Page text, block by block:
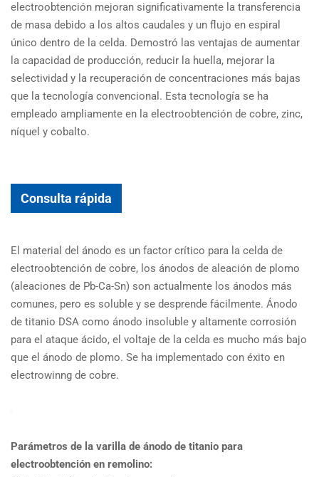
electroobtención mejoran significativamente la transferencia
de masa debido a los altos caudales y un flujo en espiral
único dentro de la celda. Demostró las ventajas de aumentar
la capacidad de producción, reducir la huella, mejorar la
selectividad y la recuperación de concentraciones más bajas
que la tecnología convencional. Esta tecnología se ha
empleado ampliamente en la electroobtención de cobre, zinc,
níquel y cobalto.
Consulta rápida
El material del ánodo es un factor crítico para la celda de
electroobtención de cobre, los ánodos de aleación de plomo
(aleaciones de Pb-Ca-Sn) son actualmente los ánodos más
comunes, pero es soluble y se desprende fácilmente. Ánodo
de titanio DSA como ánodo insoluble y altamente corrosión
para el ataque ácido, el voltaje de la celda es mucho más bajo
que el ánodo de plomo. Se ha implementado con éxito en
electrowinng de cobre.
Parámetros de la varilla de ánodo de titanio para
electroobtención en remolino: